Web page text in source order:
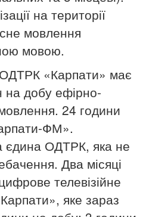
на території
мовлення
мовою.
ОДТРК «Карпати» має
на добу ефірно-
24 години
ФМ».
єдина ОДТРК, яка не
Два місяці
телевізійне
яке зараз